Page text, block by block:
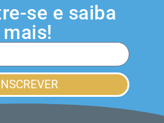
se e saiba
mais!